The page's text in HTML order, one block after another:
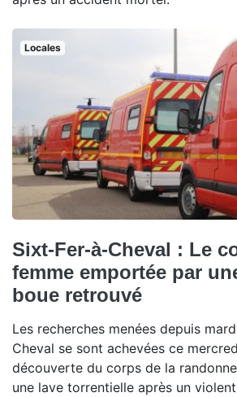
Locales
Sixt-Fer-à-Cheval : Le
femme emportée par
boue retrouvé
Les recherches menées depuis
Cheval se sont achevées ce
découverte du corps de la
une lave torrentielle après un